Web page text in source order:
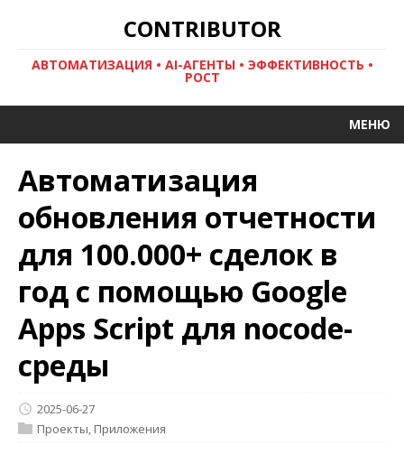
CONTRIBUTOR
АВТОМАТИЗАЦИЯ • AI-АГЕНТЫ • ЭФФЕКТИВНОСТЬ •
РОСТ
МЕНЮ
Автоматизация
обновления отчетности
для 100.000+ сделок в
год с помощью Google
Apps Script для nocode-
среды
2025-06-27
Проекты Приложения